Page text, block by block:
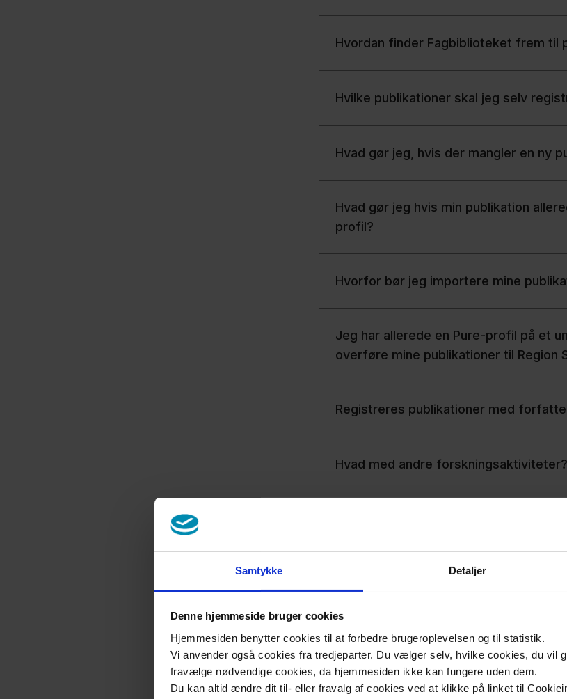
Samtykke Detaljer
Denne hjemmeside bruger cookies
Hjemmesiden benytter cookies til at forbedre brugeroplevelsen og til statistik.
Vi anvender også cookies fra tredjeparter. Du vælger selv, hvilke cookies, du vil
fravælge nødvendige cookies, da hjemmesiden ikke kan fungere uden dem.
Du kan altid ændre dit til- eller fravalg af cookies ved at klikke på linket til
Hvordan finder Fagbiblioteket frem til
Hvilke publikationer skal jeg selv
Hvad gør jeg, hvis der mangler en ny
Hvad gør jeg hvis min publikation
profil?
Hvorfor bør jeg importere mine
Jeg har allerede en Pure-profil på et
overføre mine publikationer til Region
Registreres publikationer med
Hvad med andre forskningsaktiviteter?
Din profil i Pure
Hvordan knytter jeg mit ORCID til